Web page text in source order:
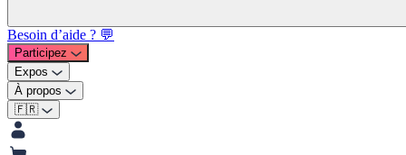
Besoin d’aide ? 💬
Participez
Expos
À propos
🇫🇷